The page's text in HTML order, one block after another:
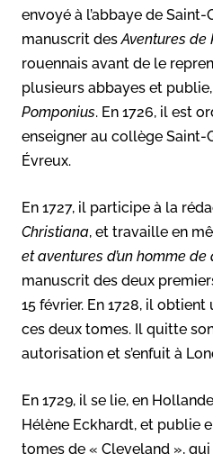
envoyé à l’abbaye de Saint-
manuscrit desAventures de
rouennais avant de le
plusieurs abbayes et
Pomponius. En 1726, il est
enseigner au collège Saint-
Évreux.
En 1727, il participe à la
Christiana, et travaille en
et aventures d’un homme
manuscrit des deux
15 février. En 1728, il
ces deux tomes. Il quitte
autorisation et s’enfuit à
En 1729, il se lie, en
Hélène Eckhardt, et publie
tomes de « Cleveland », qui